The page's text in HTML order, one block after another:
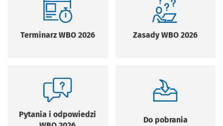
Terminarz WBO 2026 Zasady WBO 2026
Pytania i odpowiedzi
Do pobrania